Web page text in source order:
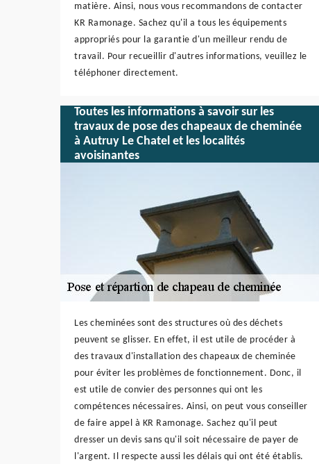
matière. Ainsi, nous vous recommandons de contacter
KR Ramonage. Sachez qu'il a tous les équipements
appropriés pour la garantie d'un meilleur rendu de
travail. Pour recueillir d'autres informations, veuillez le
téléphoner directement.
Toutes les informations à savoir sur les
travaux de pose des chapeaux de cheminée
à Autruy Le Chatel et les localités
avoisinantes
Les cheminées sont des structures où des déchets
peuvent se glisser. En effet, il est utile de procéder à
des travaux d'installation des chapeaux de cheminée
pour éviter les problèmes de fonctionnement. Donc, il
est utile de convier des personnes qui ont les
compétences nécessaires. Ainsi, on peut vous conseiller
de faire appel à KR Ramonage. Sachez qu'il peut
dresser un devis sans qu'il soit nécessaire de payer de
l'argent. Il respecte aussi les délais qui ont été établis.